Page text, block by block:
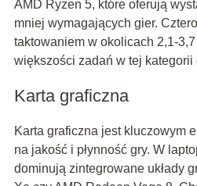
AMD Ryzen 5, które oferują
mniej wymagających gier.
taktowaniem w okolicach 2,1-
większości zadań w tej kategorii
Karta graficzna
Karta graficzna jest kluczowym
na jakość i płynność gry. W
dominują zintegrowane układy